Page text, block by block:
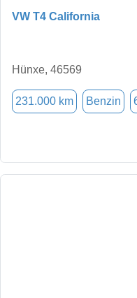
VW T4 California
Hünxe, 46569
231.000 km Benzin